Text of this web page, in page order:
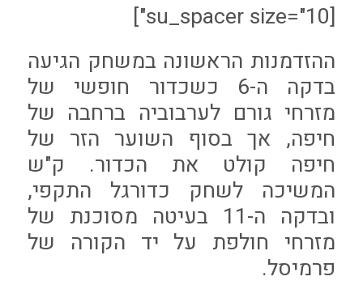
[su_spacer size="10"]
ההזדמנות הראשונה במשחק הגיעה
בדקה ה-6 כשכדור חופשי של
מזרחי גורם לערבוביה ברחבה של
חיפה, אך בסוף השוער הזר של
חיפה קולט את הכדור. ק"ש
המשיכה לשחק כדורגל התקפי,
ובדקה ה-11 בעיטה מסוכנת של
מזרחי חולפת על יד הקורה של
פרמיסל.